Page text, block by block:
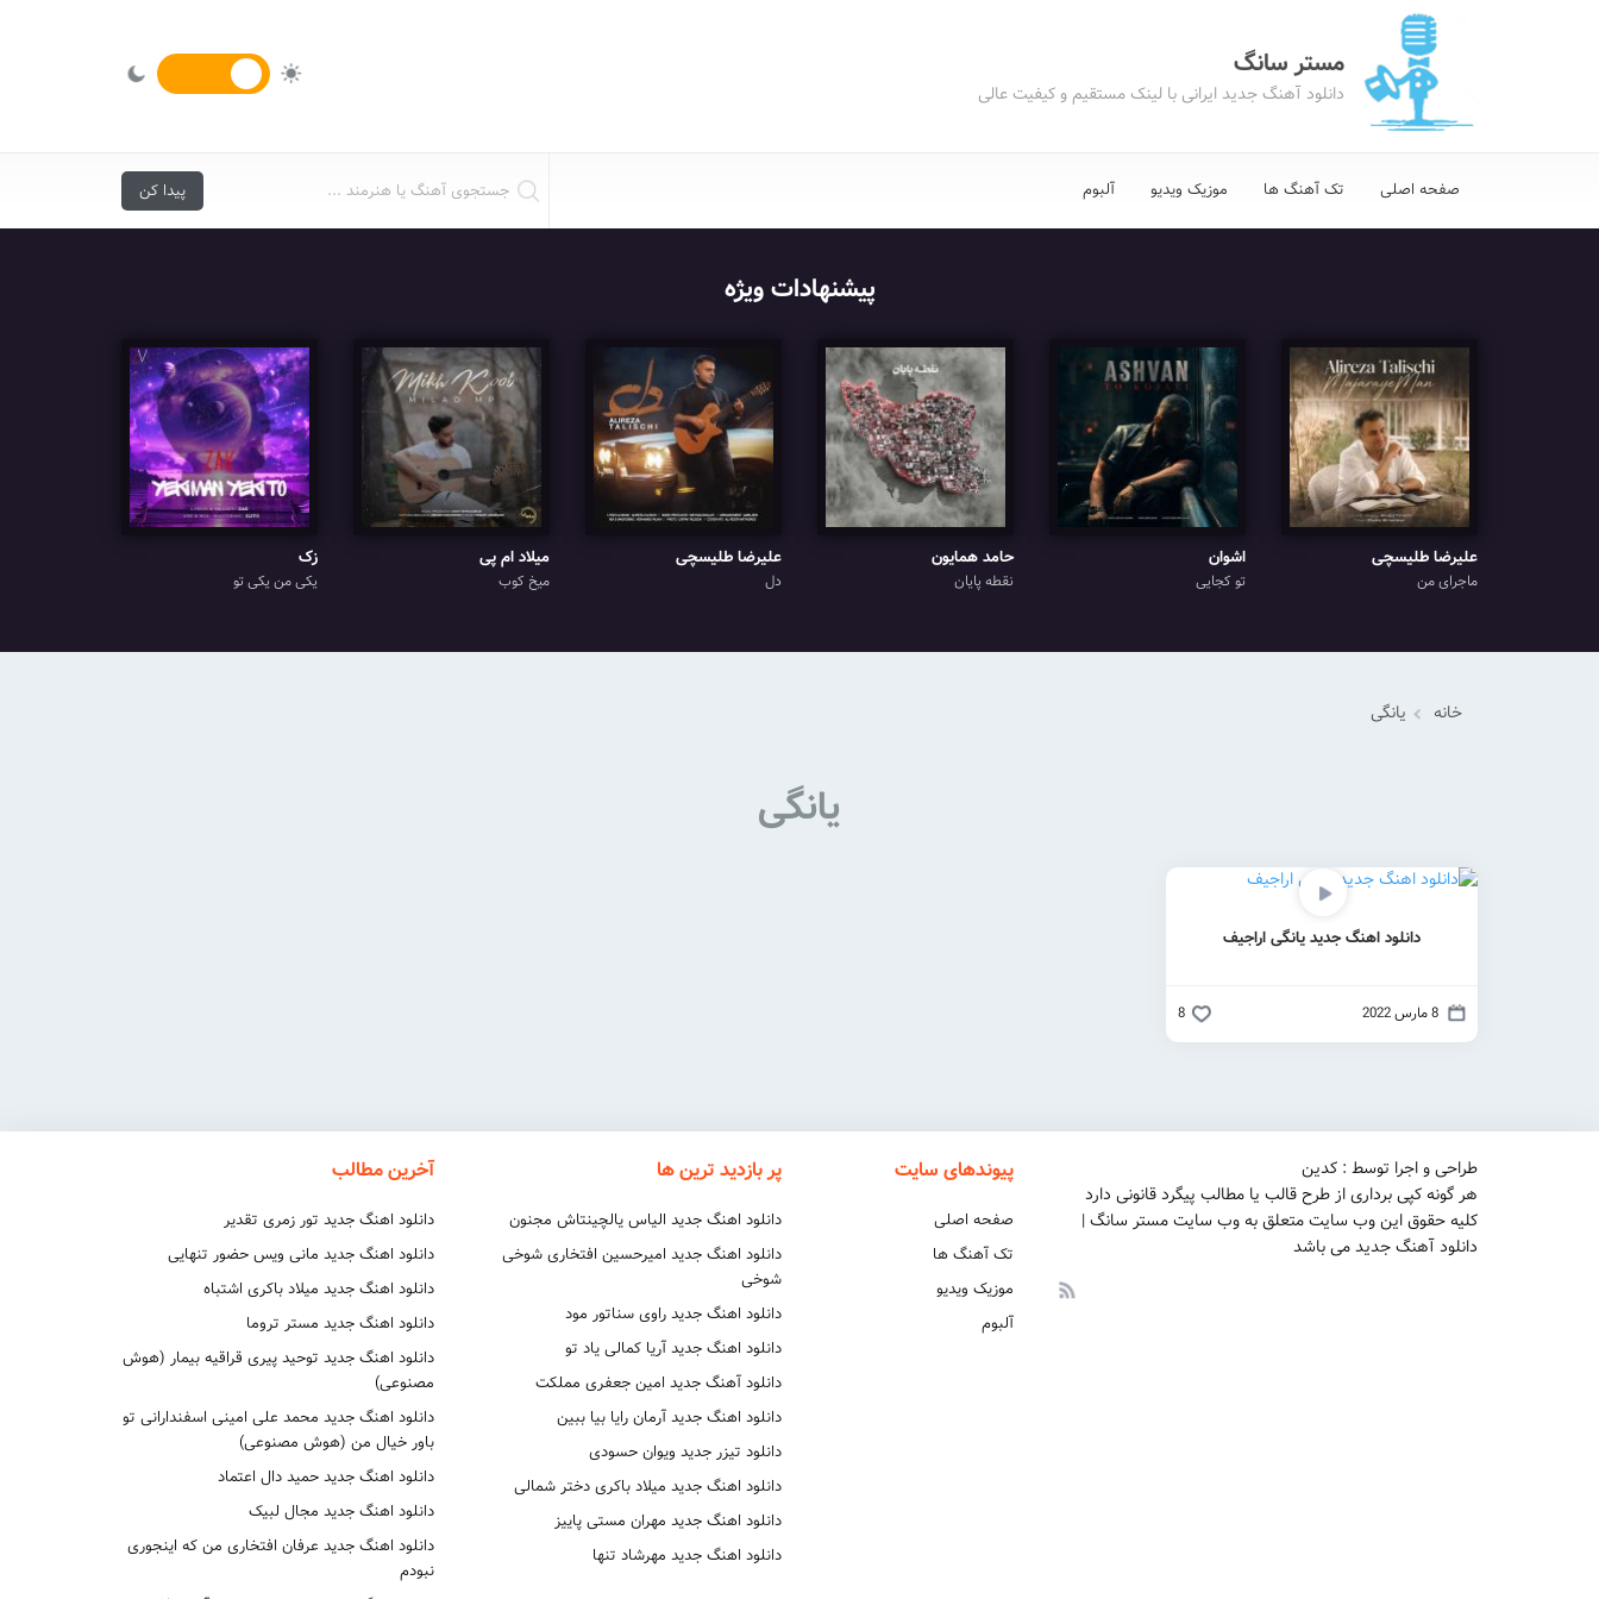
مستر سانگ
دانلود آهنگ جدید ایرانی با لینک مستقیم و کیفیت عالی
صفحه اصلی تک آهنگ ها موزیک ویدیو آلبوم
پیشنهادات ویژه
علیرضا طلیسچی
ماجرای من
اشوان
تو کجایی
حامد همایون
نقطه پایان
علیرضا طلیسچی
دل
میلاد ام پی
میخ کوب
زک
یکی من یکی تو
خانه یانگی
یانگی
دانلود اهنگ جدید یانگی اراجیف
8 مارس 2022 8
طراحی و اجرا توسط : کدین
هر گونه کپی برداری از طرح قالب یا مطالب پیگرد قانونی دارد
کلیه حقوق این وب سایت متعلق به وب سایت مستر سانگ |
دانلود آهنگ جدید می باشد
پیوندهای سایت
صفحه اصلی
تک آهنگ ها
موزیک ویدیو
آلبوم
پر بازدید ترین ها
دانلود اهنگ جدید الیاس یالچینتاش مجنون
دانلود اهنگ جدید امیرحسین افتخاری شوخی
شوخی
دانلود اهنگ جدید راوی سناتور مود
دانلود اهنگ جدید آریا کمالی یاد تو
دانلود آهنگ جدید امین جعفری مملکت
دانلود اهنگ جدید آرمان رایا بیا ببین
دانلود تیزر جدید ویوان حسودی
دانلود اهنگ جدید میلاد باکری دختر شمالی
دانلود اهنگ جدید مهران مستی پاییز
دانلود اهنگ جدید مهرشاد تنها
آخرین مطالب
دانلود اهنگ جدید تور زمری تقدیر
دانلود اهنگ جدید مانی ویس حضور تنهایی
دانلود اهنگ جدید میلاد باکری اشتباه
دانلود اهنگ جدید مستر تروما
دانلود اهنگ جدید توحید پیری قراقیه بیمار (هوش
مصنوعی)
دانلود اهنگ جدید محمد علی امینی اسفندارانی تو
باور خیال من (هوش مصنوعی)
دانلود اهنگ جدید حمید دال اعتماد
دانلود اهنگ جدید مجال لبیک
دانلود اهنگ جدید عرفان افتخاری من که اینجوری
نبودم